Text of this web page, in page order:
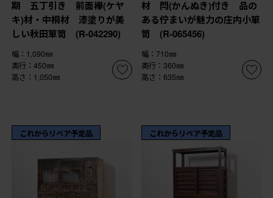
期 五丁引き 前面欅(ケヤ
キ)材・中桐材 漆塗りが美
しい秋田箪笥 (R-042290)
幅：1,090㎜
奥行：450㎜
高さ：1,050㎜
材 閂(かんぬき)付き 品の
ある佇まいが魅力の庄内小箪
笥 (R-065456)
幅：710㎜
奥行：360㎜
高さ：635㎜
これからリペア予定品 これからリペア予定品